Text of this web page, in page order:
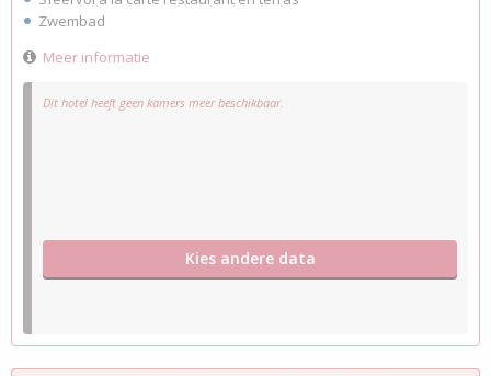
Dit hotel heeft geen kamers meer beschikbaar.
Kies andere data
Zwembad
Meer informatie